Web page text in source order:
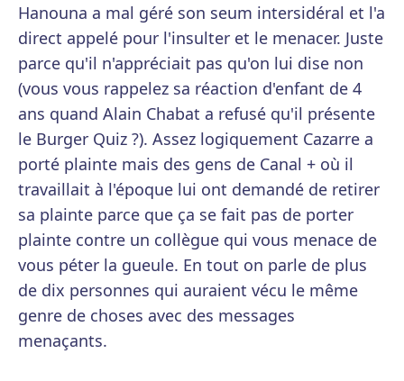
Hanouna a mal géré son seum intersidéral et l'a
direct appelé pour l'insulter et le menacer. Juste
parce qu'il n'appréciait pas qu'on lui dise non
(vous vous rappelez sa réaction d'enfant de 4
ans quand Alain Chabat a refusé qu'il présente
le Burger Quiz ?). Assez logiquement Cazarre a
porté plainte mais des gens de Canal + où il
travaillait à l'époque lui ont demandé de retirer
sa plainte parce que ça se fait pas de porter
plainte contre un collègue qui vous menace de
vous péter la gueule. En tout on parle de plus
de dix personnes qui auraient vécu le même
genre de choses avec des messages
menaçants.